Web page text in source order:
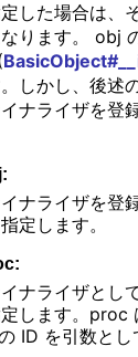
した場合は、
ります。 obj
しかし、後述
ナライザを登
ナライザを登
定します。
ナライザとし
します。proc
ID を引数とし